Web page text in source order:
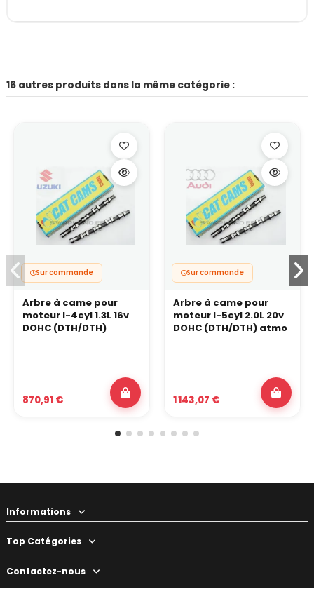
16 autres produits dans la même catégorie :
Sur commande
Arbre à came pour
moteur I-4cyl 1.3L 16v
DOHC (DTH/DTH)
870,91 €
Sur commande
Arbre à came pour
moteur I-5cyl 2.0L 20v
DOHC (DTH/DTH) atmo
1 143,07 €
Informations
Top Catégories
Contactez-nous